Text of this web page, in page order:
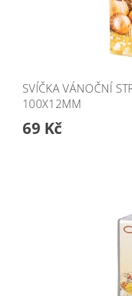
SVÍČKA VÁNOČNÍ
100X12MM
69 Kč